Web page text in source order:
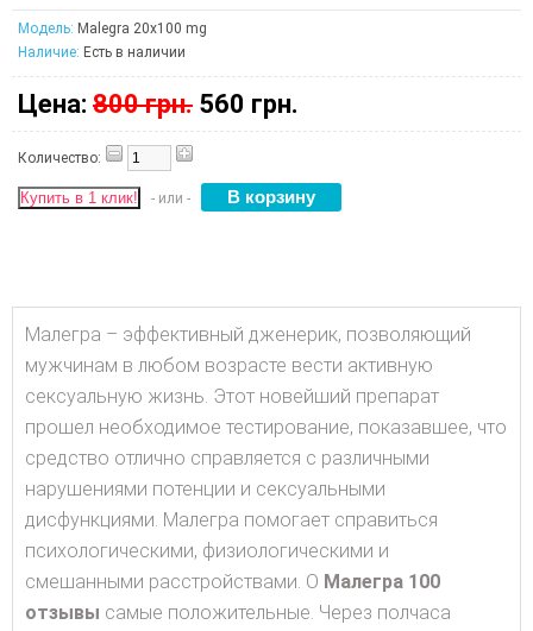
Модель: Malegra 20x100 mg
Наличие: Есть в наличии
Цена: 800 грн. 560 грн.
Количество:
Купить в 1 клик! - или -
Малегра – эффективный дженерик, позволяющий
мужчинам в любом возрасте вести активную
сексуальную жизнь. Этот новейший препарат
прошел необходимое тестирование, показавшее, что
средство отлично справляется с различными
нарушениями потенции и сексуальными
дисфункциями. Малегра помогает справиться
психологическими, физиологическими и
смешанными расстройствами. О Малегра 100
отзывы самые положительные. Через полчаса